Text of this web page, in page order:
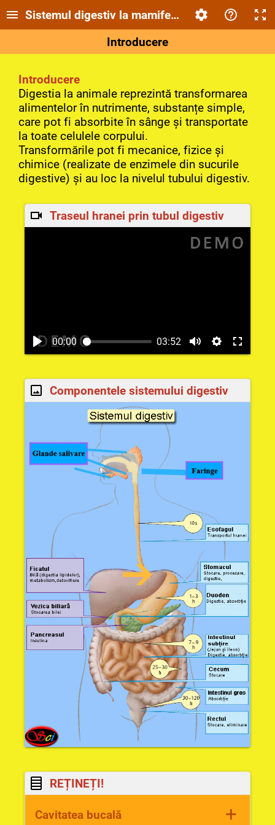
Sistemul digestiv la mamifere
Introducere
Introducere
Digestia la animale reprezintă transformarea
alimentelor în nutrimente, substanțe simple,
care pot fi absorbite în sânge și transportate
la toate celulele corpului.
Transformările pot fi mecanice, fizice și
chimice (realizate de enzimele din sucurile
digestive) și au loc la nivelul tubului digestiv.
Traseul hranei prin tubul digestiv
00:00 03:52
Componentele sistemului digestiv
REȚINEȚI!
Cavitatea bucală +